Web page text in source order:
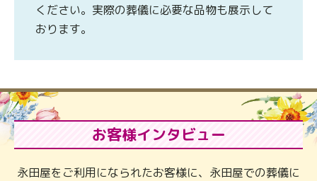
ください。実際の葬儀に必要な品物も展示して
おります。
お客様インタビュー
永田屋をご利用になられたお客様に、永田屋での葬儀に